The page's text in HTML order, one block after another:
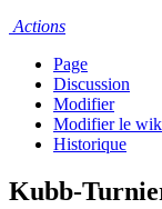
Actions
Page
Discussion
Modifier
Modifier le
Historique
Kubb-